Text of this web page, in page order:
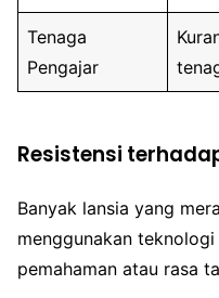
Tenaga
Pengajar
Resistensi
Banyak lansia yang
menggunakan
pemahaman atau rasa